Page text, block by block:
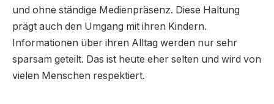
und ohne ständige Medienpräsenz. Diese Haltung
prägt auch den Umgang mit ihren Kindern.
Informationen über ihren Alltag werden nur sehr
sparsam geteilt. Das ist heute eher selten und wird von
vielen Menschen respektiert.